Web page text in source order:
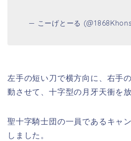
— こーげとーる
左手の短い刀で横方向に、右手
動させて、十字型の月牙天衝を放
聖十字騎士団の一員であるキャ
しました。